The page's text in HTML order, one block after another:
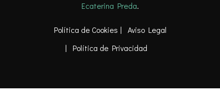
Ecaterina Preda.
Política de Cookies
Aviso Legal
Política de Privacidad